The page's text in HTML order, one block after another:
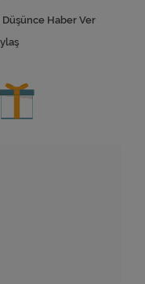
Düşünce Haber Ver